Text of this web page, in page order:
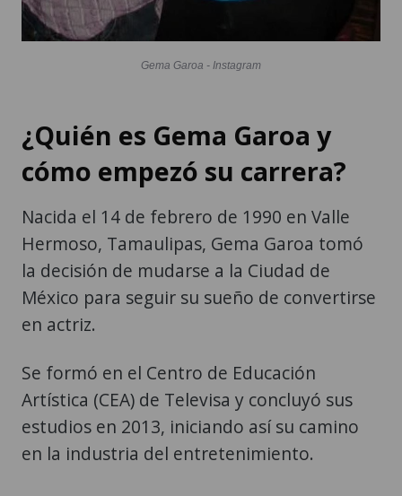
Gema Garoa - Instagram
¿Quién es Gema Garoa y
cómo empezó su carrera?
Nacida el 14 de febrero de 1990 en Valle
Hermoso, Tamaulipas, Gema Garoa tomó
la decisión de mudarse a la Ciudad de
México para seguir su sueño de convertirse
en actriz.
Se formó en el Centro de Educación
Artística (CEA) de Televisa y concluyó sus
estudios en 2013, iniciando así su camino
en la industria del entretenimiento.